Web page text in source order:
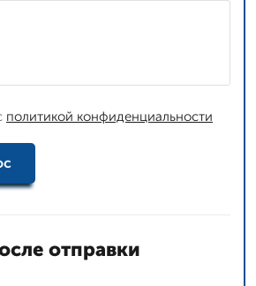
политикой конфиденциальности
отправки